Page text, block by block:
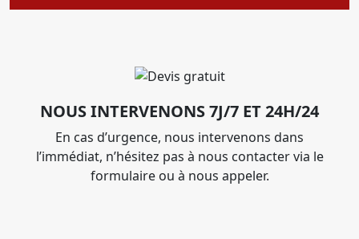
NOUS INTERVENONS 7J/7 ET 24H/24
En cas d’urgence, nous intervenons dans
l’immédiat, n’hésitez pas à nous contacter via le
formulaire ou à nous appeler.